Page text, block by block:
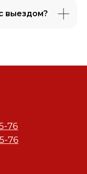
выездом?
76
76